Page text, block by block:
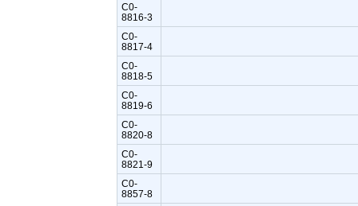
C0-
8816-3
C0-
8817-4
C0-
8818-5
C0-
8819-6
C0-
8820-8
C0-
8821-9
C0-
8857-8